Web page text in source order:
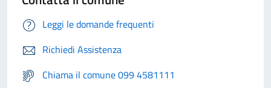
Leggi le domande frequenti
Richiedi Assistenza
Chiama il comune 099 4581111